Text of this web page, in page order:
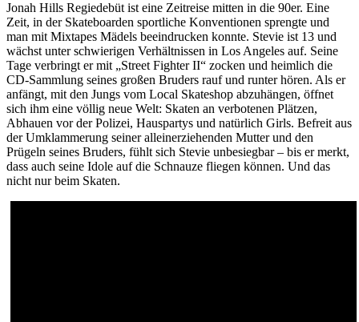
Jonah Hills Regiedebüt ist eine Zeitreise mitten in die 90er. Eine
Zeit, in der Skateboarden sportliche Konventionen sprengte und
man mit Mixtapes Mädels beeindrucken konnte. Stevie ist 13 und
wächst unter schwierigen Verhältnissen in Los Angeles auf. Seine
Tage verbringt er mit „Street Fighter II“ zocken und heimlich die
CD-Sammlung seines großen Bruders rauf und runter hören. Als er
anfängt, mit den Jungs vom Local Skateshop abzuhängen, öffnet
sich ihm eine völlig neue Welt: Skaten an verbotenen Plätzen,
Abhauen vor der Polizei, Hauspartys und natürlich Girls. Befreit aus
der Umklammerung seiner alleinerziehenden Mutter und den
Prügeln seines Bruders, fühlt sich Stevie unbesiegbar – bis er merkt,
dass auch seine Idole auf die Schnauze fliegen können. Und das
nicht nur beim Skaten.